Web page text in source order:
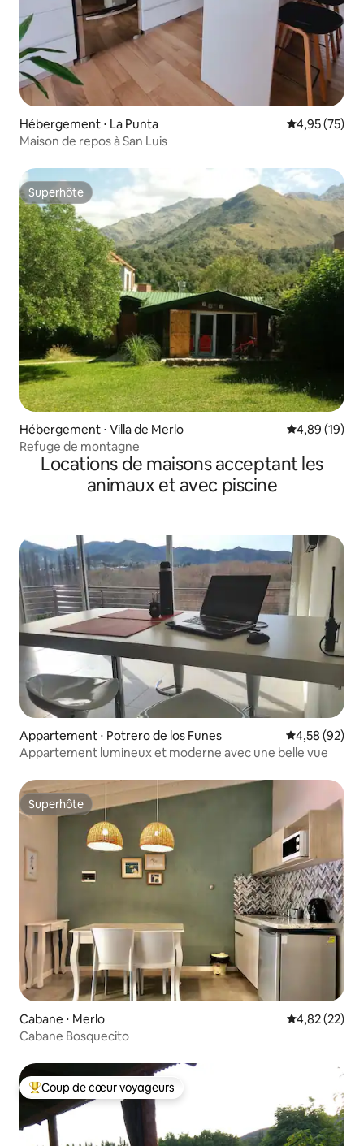
Hébergement ⋅ La Punta Évaluation
4,95 (75)
Maison de repos à San Luis
Superhôte
Superhôte
Hébergement ⋅ Villa de Merlo Évaluation
4,89 (19)
Refuge de montagne
Locations de maisons acceptant les
animaux et avec piscine
Appartement ⋅ Potrero de los Funes Évaluation
4,58 (92)
Appartement lumineux et moderne avec une belle vue
Superhôte
Superhôte
Cabane ⋅ Merlo Évaluation
4,82 (22)
Cabane Bosquecito
Coups de cœur voyageurs les plus appréciés
Coup de cœur voyageurs